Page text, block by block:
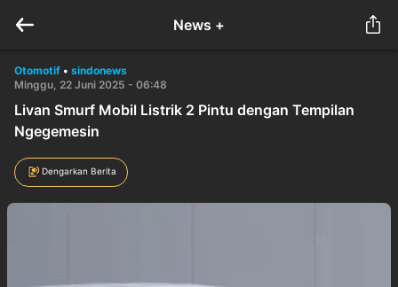
News +
Otomotif • sindonews
Minggu, 22 Juni 2025 - 06:48
Livan Smurf Mobil Listrik 2 Pintu dengan Tempilan
Ngegemesin
Dengarkan Berita